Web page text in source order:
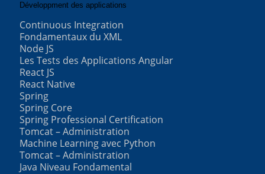
Développment des applications
Continuous Integration
Fondamentaux du XML
Node JS
Les Tests des Applications Angular
React JS
React Native
Spring
Spring Core
Spring Professional Certification
Tomcat – Administration
Machine Learning avec Python
Tomcat – Administration
Java Niveau Fondamental